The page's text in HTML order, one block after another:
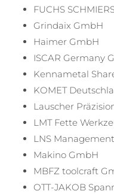
FUCHS
Grindaix GmbH
Haimer GmbH
ISCAR Germany
Kennametal
KOMET
Lauscher
LMT Fette
LNS Management
Makino GmbH
MBFZ toolcraft
OTT-JAKOB